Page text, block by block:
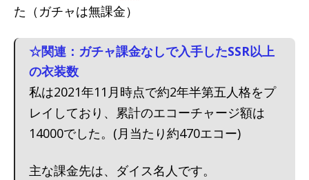
た（ガチャは無課金）
☆関連：ガチャ課金なしで入手したSSR以上
の衣装数
私は2021年11月時点で約2年半第五人格をプ
レイしており、累計のエコーチャージ額は
14000でした。(月当たり約470エコー)
主な課金先は、ダイス名人です。